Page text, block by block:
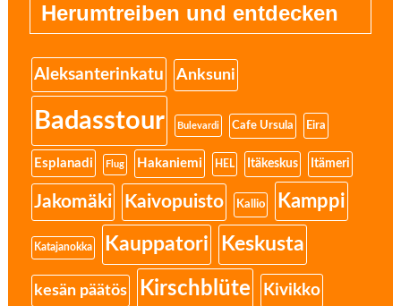
Herumtreiben und entdecken
Aleksanterinkatu Anksuni
Badasstour Bulevardi Cafe Ursula Eira
Esplanadi Flug Hakaniemi HEL Itäkeskus Itämeri
Jakomäki Kaivopuisto Kallio Kamppi
Katajanokka Kauppatori Keskusta
kesän päätös Kirschblüte Kivikko